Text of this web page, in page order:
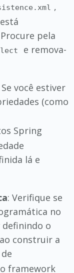
,
pela
e remova-
Se você estiver
(como
Spring
lá e
: Verifique se
no
definindo o
construir a
framework